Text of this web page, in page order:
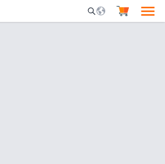
Mobile Search